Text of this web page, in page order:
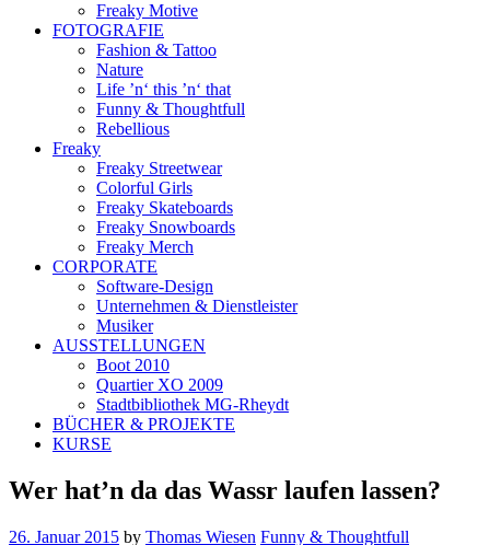
Freaky Motive
FOTOGRAFIE
Fashion & Tattoo
Nature
Life ’n‘ this ’n‘ that
Funny & Thoughtfull
Rebellious
Freaky
Freaky Streetwear
Colorful Girls
Freaky Skateboards
Freaky Snowboards
Freaky Merch
CORPORATE
Software-Design
Unternehmen & Dienstleister
Musiker
AUSSTELLUNGEN
Boot 2010
Quartier XO 2009
Stadtbibliothek MG-Rheydt
BÜCHER & PROJEKTE
KURSE
Wer hat’n da das Wassr laufen lassen?
26. Januar 2015 by Thomas Wiesen Funny & Thoughtfull